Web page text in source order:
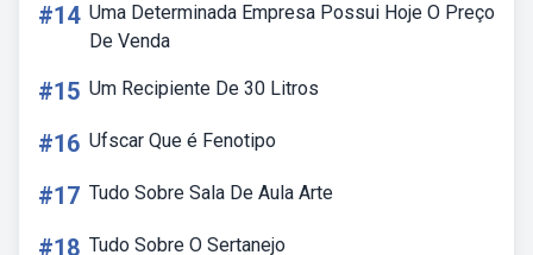
#14 Uma Determinada Empresa Possui Hoje O Preço
De Venda
#15 Um Recipiente De 30 Litros
#16 Ufscar Que é Fenotipo
#17 Tudo Sobre Sala De Aula Arte
#18 Tudo Sobre O Sertanejo